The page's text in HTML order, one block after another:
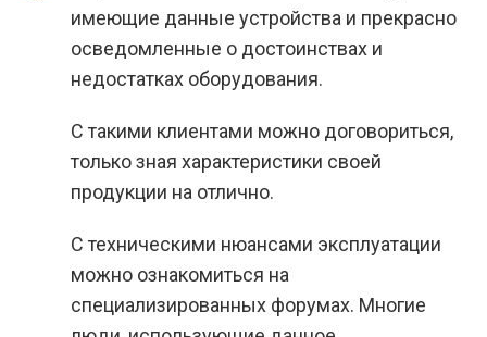
имеющие данные устройства и прекрасно
осведомленные о достоинствах и
недостатках оборудования.
С такими клиентами можно договориться,
только зная характеристики своей
продукции на отлично.
С техническими нюансами эксплуатации
можно ознакомиться на
специализированных форумах. Многие